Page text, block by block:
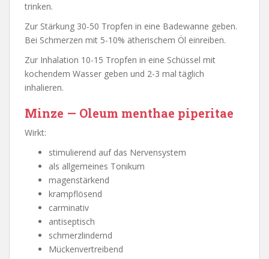
trinken.
Zur Stärkung 30-50 Tropfen in eine Badewanne geben.
Bei Schmerzen mit 5-10% ätherischem Öl einreiben.
Zur Inhalation 10-15 Tropfen in eine Schüssel mit
kochendem Wasser geben und 2-3 mal täglich
inhalieren.
Minze — Oleum menthae piperitae
Wirkt:
stimulierend auf das Nervensystem
als allgemeines Tonikum
magenstärkend
krampflösend
carminativ
antiseptisch
schmerzlindernd
Mückenvertreibend